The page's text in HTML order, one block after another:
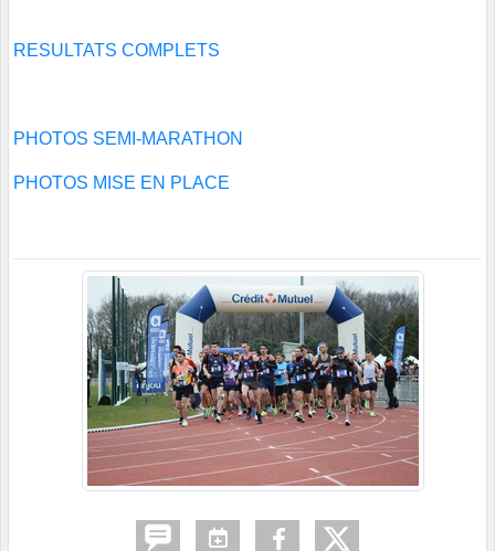
RESULTATS COMPLETS
PHOTOS SEMI-MARATHON
PHOTOS MISE EN PLACE